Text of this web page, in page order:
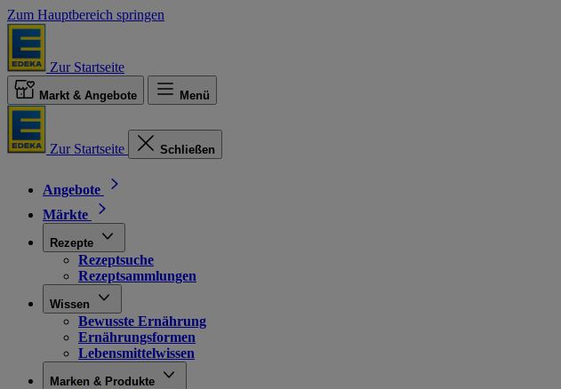
Zum Hauptbereich springen
Zur Startseite
Markt & Angebote Menü
Zur Startseite Schließen
Angebote
Märkte
Rezepte
Rezeptsuche
Rezeptsammlungen
Wissen
Bewusste Ernährung
Ernährungsformen
Lebensmittelwissen
Marken & Produkte